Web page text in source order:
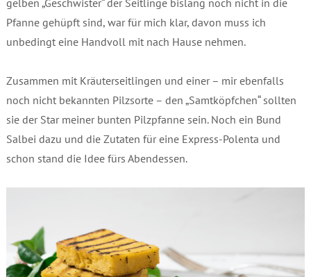
gelben „Geschwister“ der Seitlinge bislang noch nicht in die
Pfanne gehüpft sind, war für mich klar, davon muss ich
unbedingt eine Handvoll mit nach Hause nehmen.
Zusammen mit Kräuterseitlingen und einer – mir ebenfalls
noch nicht bekannten Pilzsorte – den „Samtköpfchen“ sollten
sie der Star meiner bunten Pilzpfanne sein. Noch ein Bund
Salbei dazu und die Zutaten für eine Express-Polenta und
schon stand die Idee fürs Abendessen.